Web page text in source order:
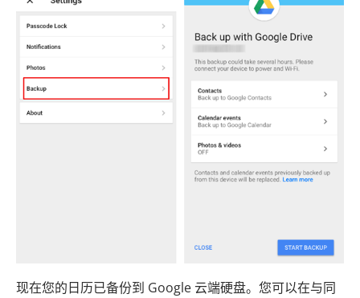
现在您的日历已备份到 Google 云端硬盘。您可以在与同